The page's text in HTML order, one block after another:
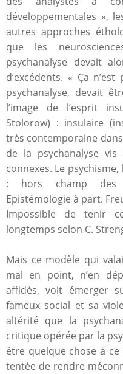
développementales »,
autres approches
que les
psychanalyse devait
d’excédents. « Ça
psychanalyse, devait
l’image de l’esprit
Stolorow) : insulaire
très contemporaine
de la psychanalyse
connexes. Le
: hors champ des
Epistémologie à part.
Impossible de tenir
longtemps selon C.
Mais ce modèle qui
mal en point, n’en
affidés, voit émerger
fameux social et sa
altérité que la
critique opérée par la
être quelque chose à
tentée de rendre